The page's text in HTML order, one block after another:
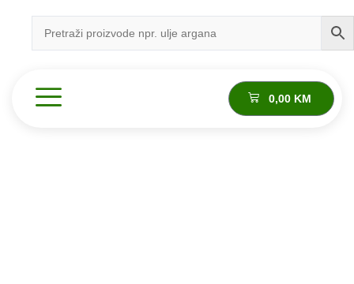
0,00 KM